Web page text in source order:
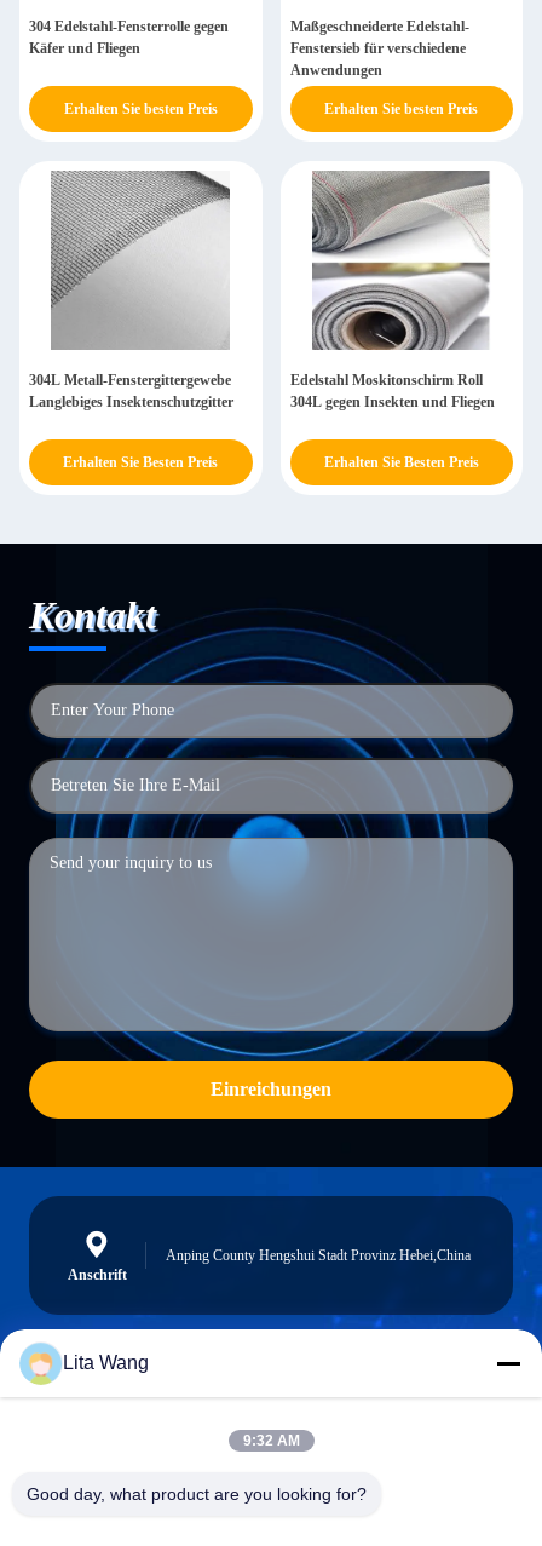
304 Edelstahl-Fensterrolle gegen
Käfer und Fliegen
Erhalten Sie besten Preis
Maßgeschneiderte Edelstahl-
Fenstersieb für verschiedene
Anwendungen
Erhalten Sie besten Preis
304L Metall-Fenstergittergewebe
Langlebiges Insektenschutzgitter
Erhalten Sie Besten Preis
Edelstahl Moskitonschirm Roll
304L gegen Insekten und Fliegen
Erhalten Sie Besten Preis
Kontakt
Einreichungen
Anschrift
Anping County Hengshui Stadt Provinz Hebei,China
sales@screenmeshnet.com
Lita Wang
9:32 AM
Good day, what product are you looking for?